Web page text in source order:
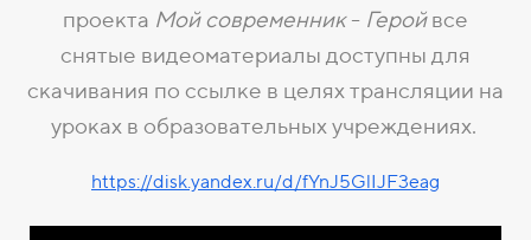
проекта Мой современник - Герой все
снятые видеоматериалы доступны для
скачивания по ссылке в целях трансляции на
уроках в образовательных учреждениях.
https://disk.yandex.ru/d/fYnJ5GlIJF3eag